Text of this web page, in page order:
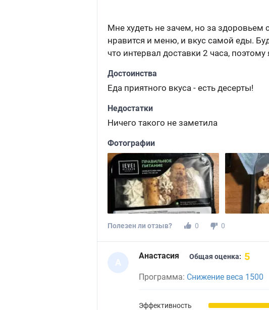
Мне худеть не зачем, но за
нравится и меню, и вкус самой еды.
что интервал доставки 2 часа,
Достоинства
Еда приятного вкуса - есть десерты!
Недостатки
Ничего такого не заметила
Фотографии
Полезен ли отзыв? 0 0
А
Анастасия Общая оценка: 5
Программа: Снижение веса 1500
Эффективность